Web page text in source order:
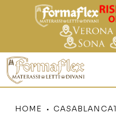
HOME CASABLANCA1